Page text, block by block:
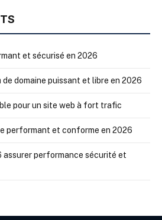
et sécurisé en 2026
de domaine puissant et libre en 2026
pour un site web à fort trafic
performant et conforme en 2026
assurer performance sécurité et